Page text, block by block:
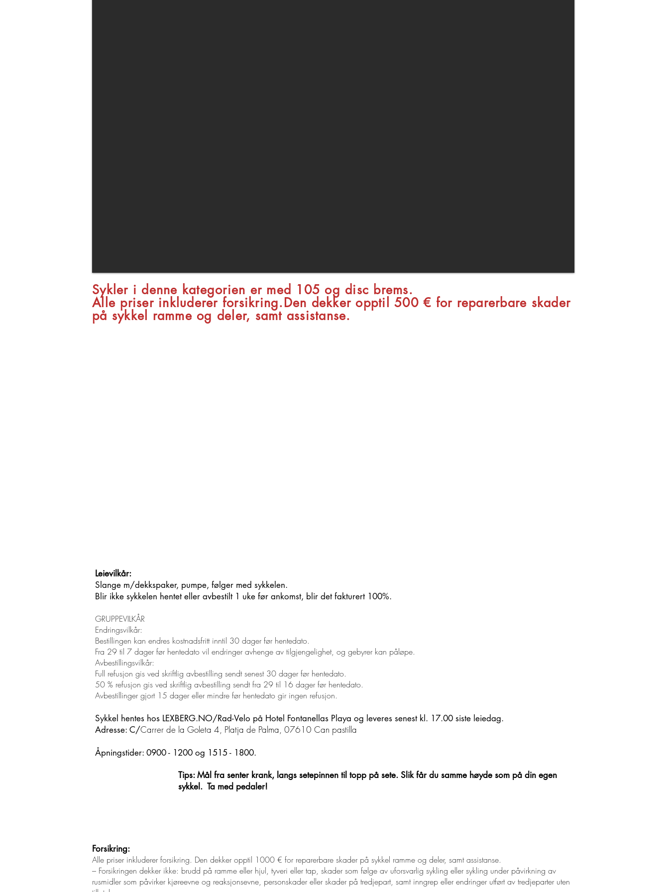
Sykler i denne kategorien er med 105 og disc brems.
Alle priser inkluderer forsikring.Den dekker opptil 500 € for reparerbare skader
på sykkel ramme og deler, samt assistanse.
Leievilkår:
Slange m/dekkspaker, pumpe, følger med sykkelen.
Blir ikke sykkelen hentet eller avbestilt 1 uke før ankomst, blir det fakturert 100%.
GRUPPEVILKÅR
Endringsvilkår:
Bestillingen kan endres kostnadsfritt inntil 30 dager før hentedato.
Fra 29 til 7 dager før hentedato vil endringer avhenge av tilgjengelighet, og gebyrer kan påløpe.
Avbestillingsvilkår:
Full refusjon gis ved skriftlig avbestilling sendt senest 30 dager før hentedato.
50 % refusjon gis ved skriftlig avbestilling sendt fra 29 til 16 dager før hentedato.
Avbestillinger gjort 15 dager eller mindre før hentedato gir ingen refusjon.
Sykkel hentes hos LEXBERG.NO/Rad-Velo på Hotel Fontanellas Playa og leveres senest kl. 17.00 siste leiedag.
Adresse: C/Carrer de la Goleta 4, Platja de Palma, 07610 Can pastilla
Åpningstider: 0900 - 1200 og 1515 - 1800.
Tips: Mål fra senter krank, langs setepinnen til topp på sete. Slik får du samme høyde som på din egen
sykkel. Ta med pedaler!
Forsikring:
Alle priser inkluderer forsikring. Den dekker opptil 1000 € for reparerbare skader på sykkel ramme og deler, samt assistanse.
– Forsikringen dekker ikke: brudd på ramme eller hjul, tyveri eller tap, skader som følge av uforsvarlig sykling eller sykling under påvirkning av
rusmidler som påvirker kjøreevne og reaksjonsevne, personskader eller skader på tredjepart, samt inngrep eller endringer utført av tredjeparter uten